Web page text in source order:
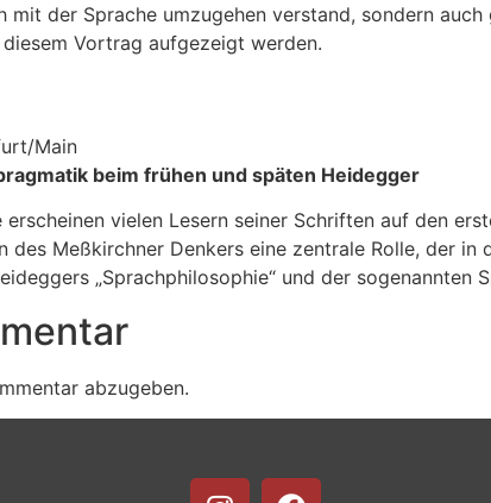
der Sprache umzugehen verstand, sondern
Vortrag aufgezeigt werden.
Main
beim frühen und späten Heidegger
vielen Lesern seiner Schriften auf den
Meßkirchner Denkers eine zentrale Rolle, der in
„Sprachphilosophie“ und der sogenannten
abzugeben.